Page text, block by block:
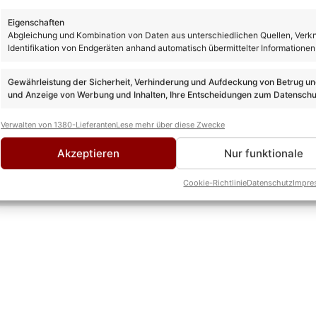
Eigenschaften
Abgleichung und Kombination von Daten aus unterschiedlichen Quellen,
Identifikation von Endgeräten anhand automatisch übermittelter
Gewährleistung der Sicherheit, Verhinderung und Aufdeckung von Betrug
und Anzeige von Werbung und Inhalten, Ihre Entscheidungen zum
Verwalten von 1380-LieferantenLese mehr über diese Zwecke
Akzeptieren Nur funktionale
Cookie-RichtlinieDatenschutz
Kevin Drewes
CHEFREDAKTEUR
Kevin Drewes ist seit über 10 Jahren im Schlager
Erfahrung und Leidenschaft mit hinein. Kein anderer
» AUTORENPROFIL & ALLE ARTIKEL VON KEVIN